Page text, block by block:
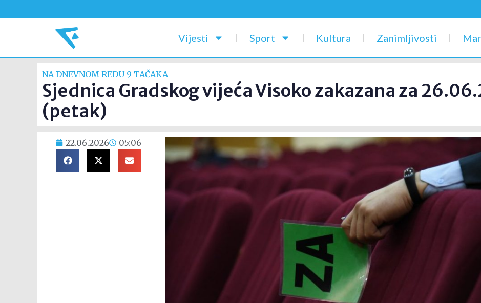
Vijesti Sport Kultura Zanimljivosti
NA DNEVNOM REDU 9 TAČAKA
Sjednica Gradskog vijeća Visoko zakazana za
(petak)
22.06.2026 05:06